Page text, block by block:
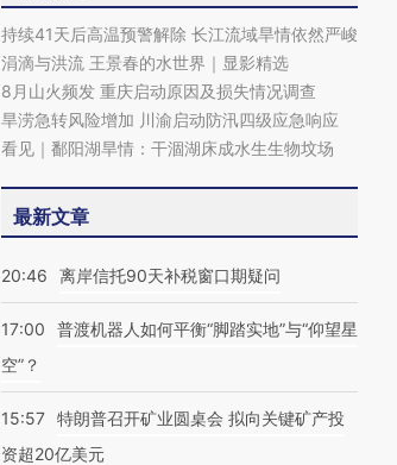
员跨国走私7万
尿检体内含3种
度Z世代 用街头抗争将教
机”？难民
持续41天后高温预警解除 长江流域旱情依然严峻
涓滴与洪流 王景春的水世界｜显影精选
8月山火频发 重庆启动原因及损失情况调查
旱涝急转风险增加 川渝启动防汛四级应急响应
看见｜鄱阳湖旱情：干涸湖床成水生生物坟场
最新文章
20:46 离岸信托90天补税窗口期疑问
17:00
普渡机器人如何平衡“脚踏实地”与“仰望星
空”？
15:57 特朗普召开矿业圆桌会 拟向关键矿产投
资超20亿美元